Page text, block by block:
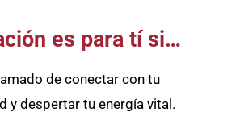
es para tí si…
de conectar con tu
y despertar tu energía vital.